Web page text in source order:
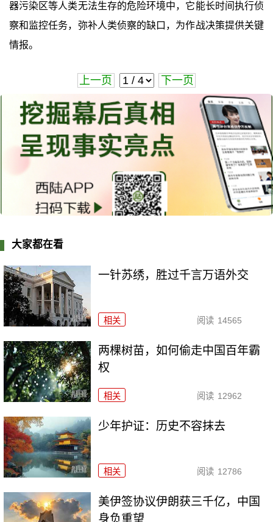
器污染区等人类无法生存的危险环境中，它能长时间执行侦
察和监控任务，弥补人类侦察的缺口，为作战决策提供关键
情报。
上一页 下一页
大家都在看
一针苏绣，胜过千言万语外交
相关 阅读 14565
两棵树苗，如何偷走中国百年霸
权
相关 阅读 12962
少年护证：历史不容抹去
相关 阅读 12786
美伊签协议伊朗获三千亿，中国
身负重望